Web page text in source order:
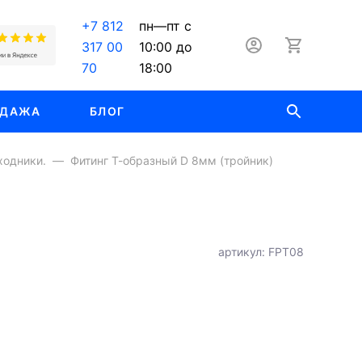
+7 812
317 00
70
пн—пт с
10:00 до
18:00
БЛОГ
Фитинг Т-образный D 8мм (тройник)
артикул: FPT08